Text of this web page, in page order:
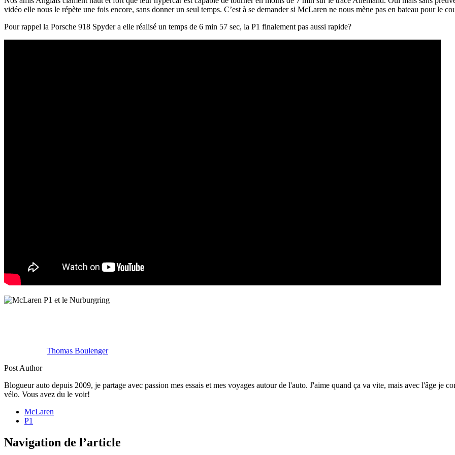
vidéo elle nous le répète une fois encore, sans donner un seul temps. C’est à se demander si McLaren ne nous mène pas en bateau pour le
Pour rappel la Porsche 918 Spyder a elle réalisé un temps de 6 min 57 sec, la P1 finalement pas aussi rapide?
Thomas Boulenger
Post Author
Blogueur auto depuis 2009, je partage avec passion mes essais et mes voyages autour de l'auto. J'aime quand ça va vite, mais avec l'âge je
vélo. Vous avez du le voir!
McLaren
P1
Navigation de l’article